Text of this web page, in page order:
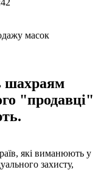
шахраям
"продавці"
які виманюють у
захисту,